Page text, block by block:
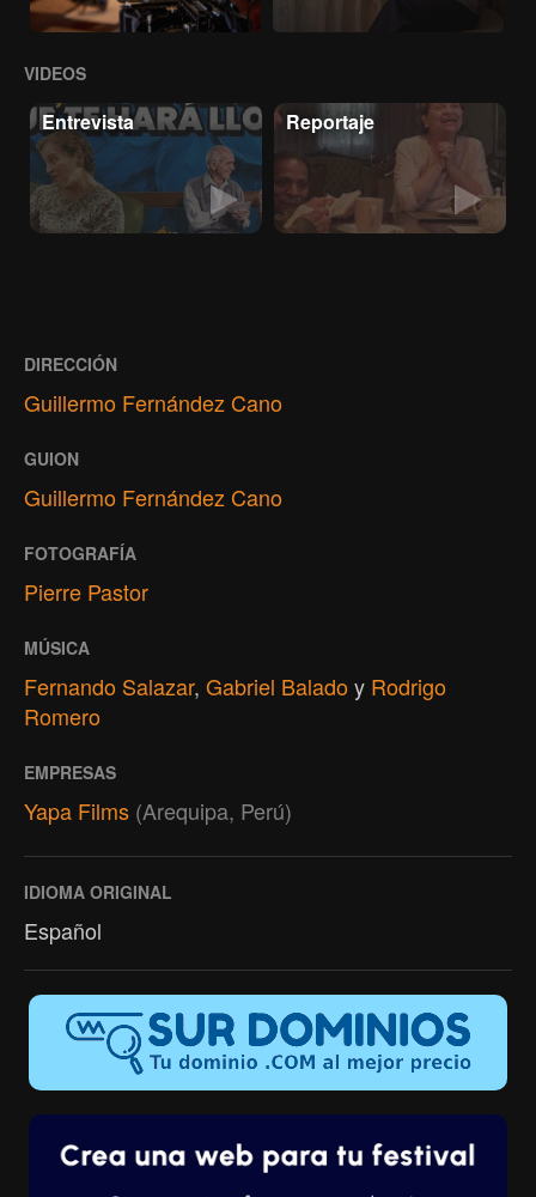
VIDEOS
Entrevista Reportaje
DIRECCIÓN
Guillermo Fernández Cano
GUION
Guillermo Fernández Cano
FOTOGRAFÍA
Pierre Pastor
MÚSICA
Fernando Salazar, Gabriel Baladoy Rodrigo
Romero
EMPRESAS
Yapa Films (Arequipa, Perú)
IDIOMA ORIGINAL
Español